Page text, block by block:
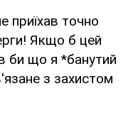
приїхав точно
Якщо б цей
би що я *банутий
з захистом